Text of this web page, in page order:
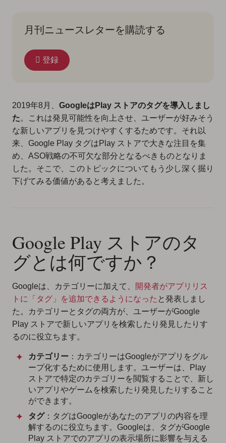
月刊ニュースレターを購読する
登録
2019年8月、 GoogleはPlay ストアのタグを導入しまし
た。これは発見可能性を向上させ、ユーザーが好みそう
な新しいアプリを見つけやすくするためです。それ以
来、Google Play タグはPlay ストアで大きな注目を集
め、ASO戦略の不可欠な部分となるべきものとなりま
した。そこで、このトピックについてもう少し深く掘り
下げてみる価値があると考えました。
Google Play ストアのタ
グとは何ですか？
Googleは、カテゴリーに加えて、
開発者がアプリリス
トに「タグ」を追加できるようになった と発表しまし
た。カテゴリーとタグの両方が、ユーザーがGoogle
Play ストアで新しいアプリを検索したり発見したりす
るのに役立ちます。
カテゴリー ：カテゴリーはGoogleがアプリをグル
ープ化するために使用します。ユーザーは、Play
ストアで特定のカテゴリーを閲覧することで、新し
いアプリやゲームを検索したり発見したりすること
ができます。
タグ：タグはGoogleがあなたのアプリの内容を理
解するのに役立ちます。Googleは、タグがGoogle
Play ストアでのアプリの表示場所に影響を与える